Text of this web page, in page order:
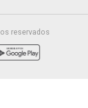
reservados